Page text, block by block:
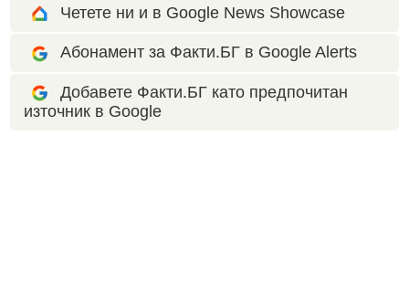
Четете ни и в Google News Showcase
Абонамент за Факти.БГ в Google Alerts
Добавете Факти.БГ като предпочитан
източник в Google